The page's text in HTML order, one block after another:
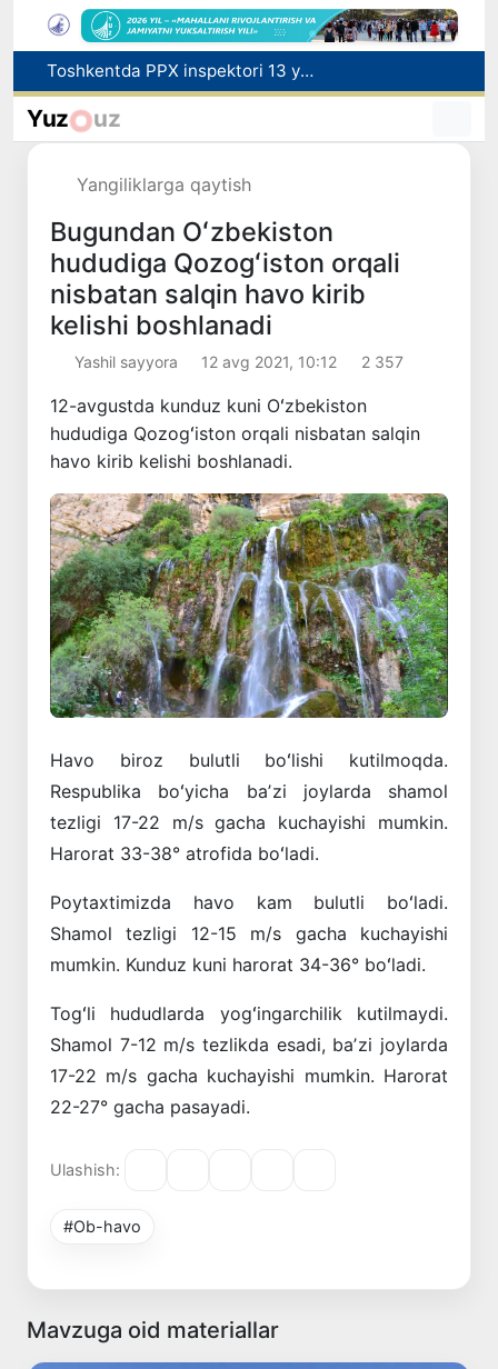
Toshkentda Kichik halqa avtomobil yoʻlining bir qismida harakat vaqtincha cheklanadi
Chorvachilik sohasida subsidiyalar ajratiladi
Yuz uz
Yangiliklarga qaytish
Bugundan Oʻzbekiston
hududiga Qozogʻiston orqali
nisbatan salqin havo kirib
kelishi boshlanadi
Yashil sayyora 12 avg 2021, 10:12 2 357
12-avgustda kunduz kuni Oʻzbekiston
hududiga Qozogʻiston orqali nisbatan salqin
havo kirib kelishi boshlanadi.
Havo biroz bulutli boʻlishi kutilmoqda.
Respublika boʻyicha baʼzi joylarda shamol
tezligi 17-22 m/s gacha kuchayishi mumkin.
Harorat 33-38° atrofida boʻladi.
Poytaxtimizda havo kam bulutli boʻladi.
Shamol tezligi 12-15 m/s gacha kuchayishi
mumkin. Kunduz kuni harorat 34-36° boʻladi.
Togʻli hududlarda yogʻingarchilik kutilmaydi.
Shamol 7-12 m/s tezlikda esadi, baʼzi joylarda
17-22 m/s gacha kuchayishi mumkin. Harorat
22-27° gacha pasayadi.
Ulashish:
#Ob-havo
Mavzuga oid materiallar